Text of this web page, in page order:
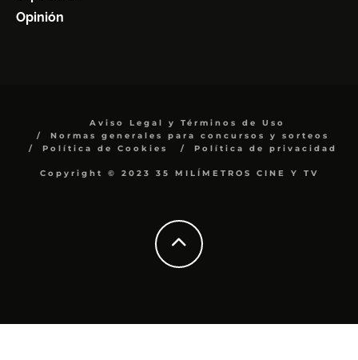
Opinión
Aviso Legal y Términos de Uso
Normas generales para concursos y sorteos
Política de Cookies
Política de privacidad
Copyright © 2023 35 MILÍMETROS CINE Y TV